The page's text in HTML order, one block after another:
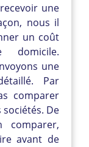
une
nous il
un coût
une
Par
comparer
De
avant de